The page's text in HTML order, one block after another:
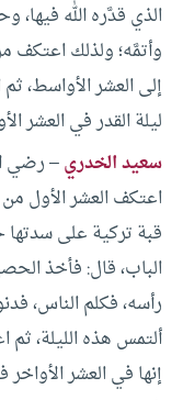
الذي قدَّره الله فيها،
وأتمَّه؛ ولذلك اعتكف
إلى العشر الأواسط،
ليلة القدر في العشر
سعيد الخدري– رضي
اعتكف العشر الأول
قبة تركية على
الباب، قال: فأخذ
رأسه، فكلم الناس،
ألتمس هذه الليلة،
إنها في العشر